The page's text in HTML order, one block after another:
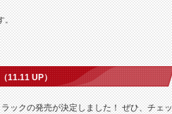
11.11 UP）
ックの発売が決定しました！ ぜひ、チェッ